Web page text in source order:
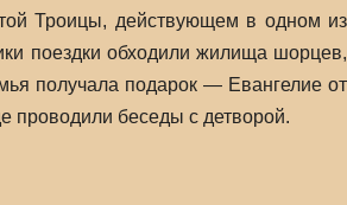
Троицы, действующем в одном из
поездки обходили жилища шорцев,
получала подарок — Евангелие от
проводили беседы с детворой.